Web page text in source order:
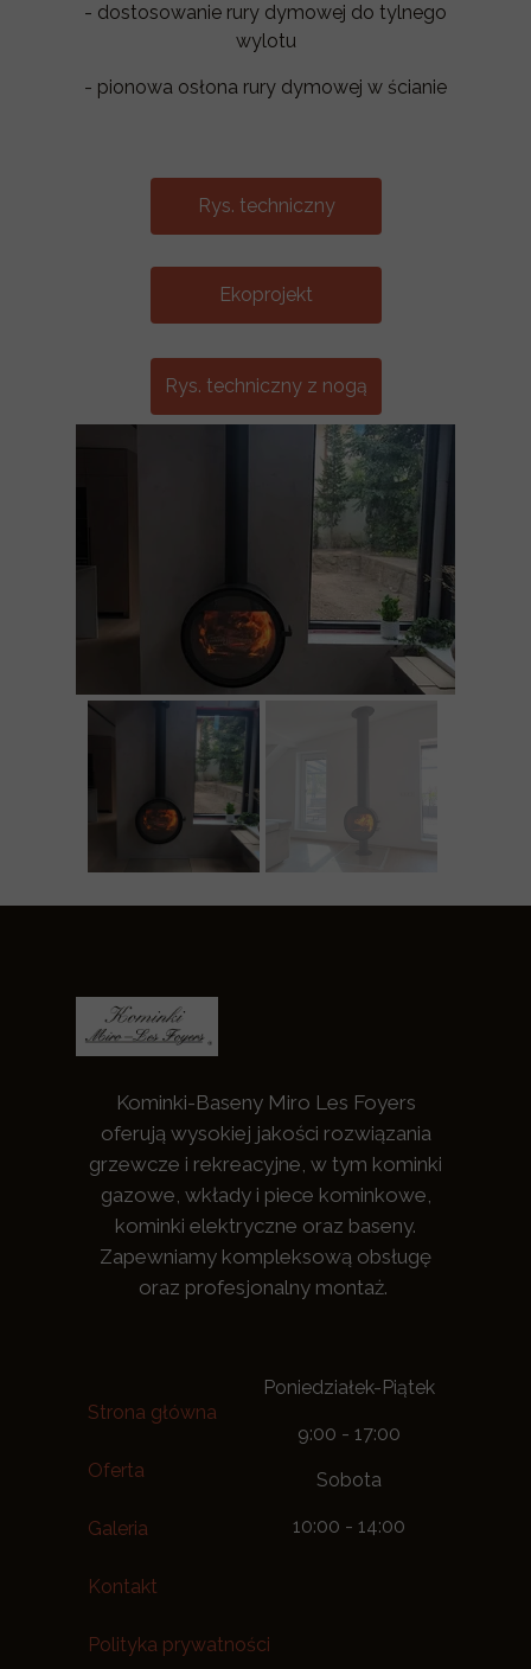
- dostosowanie rury dymowej do tylnego
wylotu
- pionowa osłona rury dymowej w ścianie
Rys. techniczny
Ekoprojekt
Rys. techniczny z nogą
Kominki-Baseny Miro Les Foyers
oferują wysokiej jakości rozwiązania
grzewcze i rekreacyjne, w tym kominki
gazowe, wkłady i piece kominkowe,
kominki elektryczne oraz baseny.
Zapewniamy kompleksową obsługę
oraz profesjonalny montaż.
Strona główna
Oferta
Galeria
Kontakt
Polityka prywatności
Poniedziałek-Piątek
9:00 - 17:00
Sobota
10:00 - 14:00